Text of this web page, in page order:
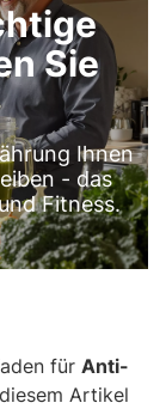
Sie
Ihnen
- das
Fitness.
für Anti-
Artikel